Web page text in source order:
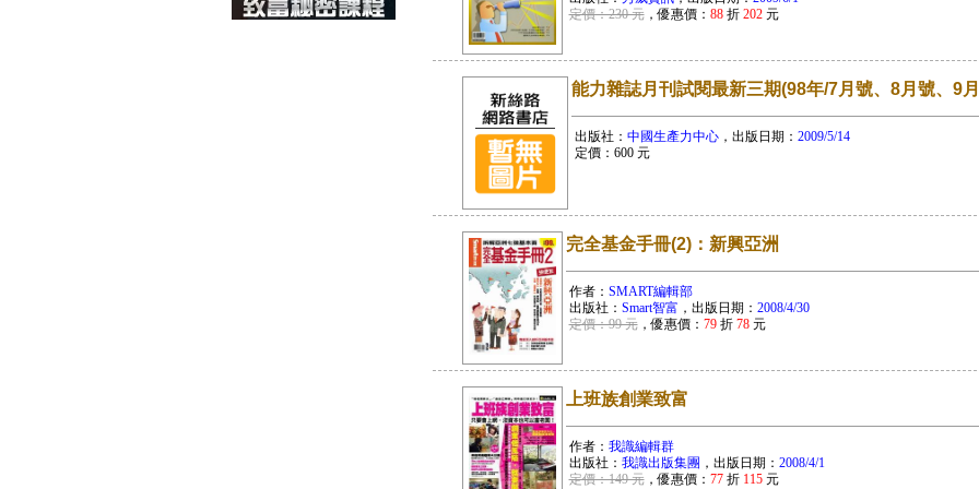
定價：230 元，優惠價： 88折 202元
能力雜誌月刊試閱最新三期(98年/7月號、8月號、9
出版社： 中國生產力中心，出版日期： 2009/5/14
定價： 600元
完全基金手冊(2)：新興亞洲
作者： SMART編輯部
出版社： Smart智富 ，出版日期： 2008/4/30
定價：99 元，優惠價： 79折 78元
上班族創業致富
作者： 我識編輯群
出版社： 我識出版集團 ，出版日期： 2008/4/1
定價：149 元，優惠價： 77折 115元